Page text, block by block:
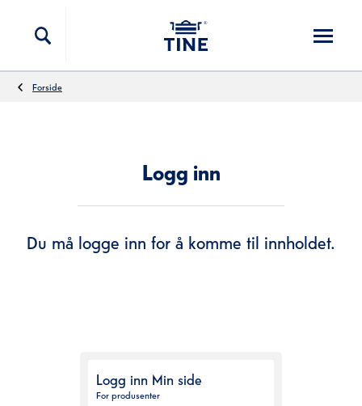
Forside
Logg inn
Du må logge inn for å komme til innholdet.
Logg inn Min side
For produsenter